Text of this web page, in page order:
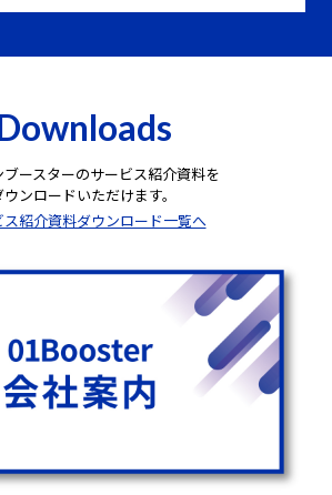
ースターのサービス紹介資料を
ウンロードいただけます。
ス紹介資料ダウンロード一覧へ